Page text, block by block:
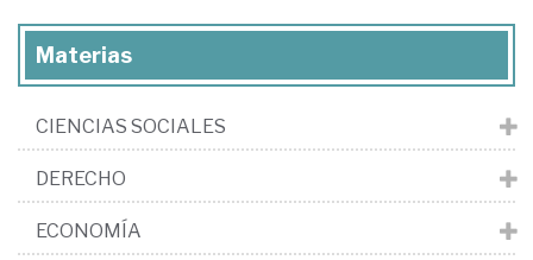
Materias
CIENCIAS SOCIALES
DERECHO
ECONOMÍA